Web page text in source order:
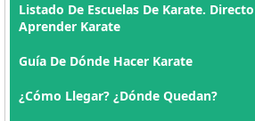
Listado De Escuelas De Karate.
Aprender Karate
Guía De Dónde Hacer Karate
¿Cómo Llegar? ¿Dónde Quedan?